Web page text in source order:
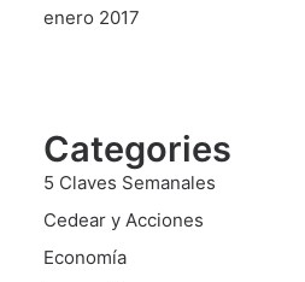
enero 2017
Categories
5 Claves Semanales
Cedear y Acciones
Economía